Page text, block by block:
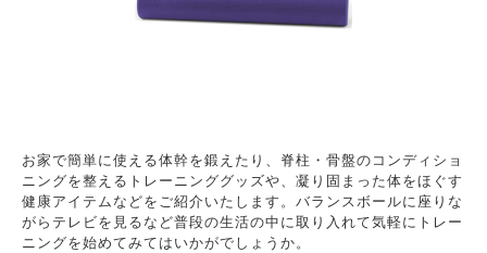
お家で簡単に使える体幹を鍛えたり、脊柱・骨盤のコンディショ
ニングを整えるトレーニンググッズや、凝り固まった体をほぐす
健康アイテムなどをご紹介いたします。バランスボールに座りな
がらテレビを見るなど普段の生活の中に取り入れて気軽にトレー
ニングを始めてみてはいかがでしょうか。